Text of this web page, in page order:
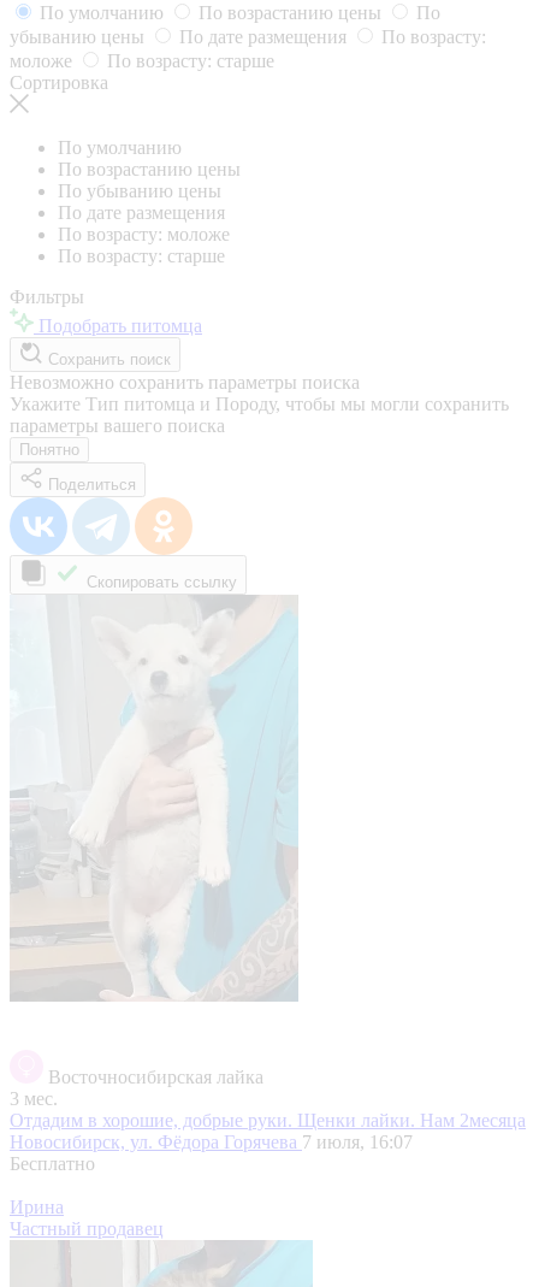
По умолчанию
По возрастанию цены
По
убыванию цены
По дате размещения
По возрасту:
моложе
По возрасту: старше
Сортировка
По умолчанию
По возрастанию цены
По убыванию цены
По дате размещения
По возрасту: моложе
По возрасту: старше
Фильтры
Подобрать питомца
Сохранить поиск
Невозможно сохранить параметры поиска
Укажите Тип питомца и Породу, чтобы мы могли сохранить
параметры вашего поиска
Понятно
Поделиться
Скопировать ссылку
Восточносибирская лайка
3 мес.
Отдадим в хорошие, добрые руки. Щенки лайки. Нам 2месяца
Новосибирск, ул. Фёдора Горячева 7 июля, 16:07
Бесплатно
Ирина
Частный продавец